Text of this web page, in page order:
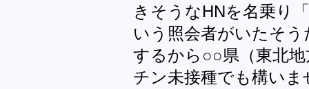
きそうなHNを名乗り
いう照会者がいたそ
するから○○県（東北
チン未接種でも構い